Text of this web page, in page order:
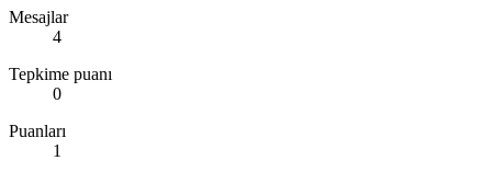
Mesajlar
4
Tepkime puanı
0
Puanları
1